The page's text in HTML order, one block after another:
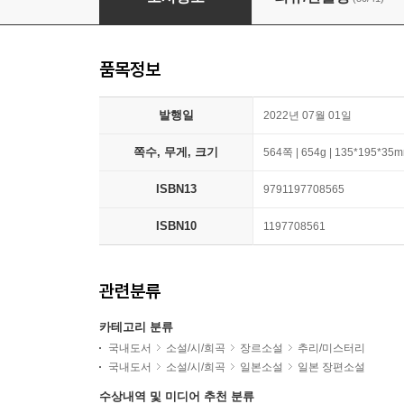
품목정보
발행일 2022년 07월 01일
쪽수, 무게, 크기 564쪽 | 654g |
ISBN13 9791197708565
ISBN10 1197708561
관련분류
카테고리 분류
국내도서 소설/시/희곡 장르소설
추리/미스터리
국내도서
소설/시/희곡 일본소설 일본 장편소설
수상내역 및 미디어 추천 분류